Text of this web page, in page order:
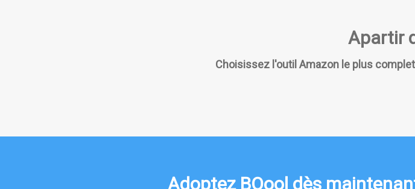
Apartir
Choisissez l'outil Amazon le plus
Adoptez BQool dès